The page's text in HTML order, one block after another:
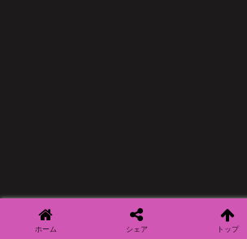
ホーム シェア トップ